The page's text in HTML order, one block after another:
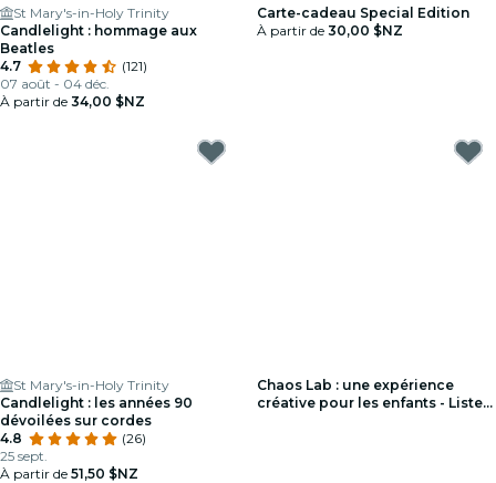
St Mary's-in-Holy Trinity
Candlelight : hommage aux
Beatles
4.7
(121)
07 août - 04 déc.
À partir de 34,00 $NZ
Carte-cadeau Special Edition
À partir de 30,00 $NZ
St Mary's-in-Holy Trinity
Candlelight : les années 90
dévoilées sur cordes
4.8
(26)
25 sept.
À partir de 51,50 $NZ
Chaos Lab : une expérience
créative pour les enfants - Liste